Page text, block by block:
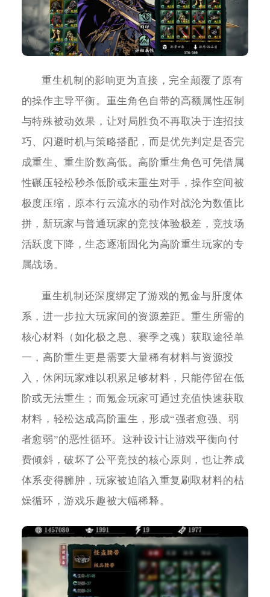
重生机制的影响更为直接，完全颠覆了原有
的操作主导平衡。重生角色自带的高额属性压制
与特殊被动效果，让对局胜负不再取决于连招技
巧、闪避时机与策略搭配，而是优先判定是否完
成重生、重生阶数高低。高阶重生角色可凭借属
性碾压轻松秒杀低阶或未重生对手，操作空间被
极度压缩，原本行云流水的动作对战沦为数值比
拼，新玩家与普通玩家的竞技体验极差，竞技场
活跃度下降，生态逐渐固化为高阶重生玩家的专
属战场。
重生机制还深度绑定了游戏的氪金与肝度体
系，进一步拉大玩家间的资源差距。重生所需的
核心材料（如化极之息、赛季之魂）获取途径单
一，高阶重生更是需要大量稀有材料与资源投
入，休闲玩家难以积累足够材料，只能停留在低
阶或无法重生；而氪金玩家可通过充值快速获取
材料，轻松达成高阶重生，形成“强者愈强、弱
者愈弱”的恶性循环。这种设计让游戏平衡向付
费倾斜，破坏了公平竞技的核心原则，也让养成
体系变得臃肿，玩家被迫陷入重复刷取材料的枯
燥循环，游戏乐趣被大幅稀释。